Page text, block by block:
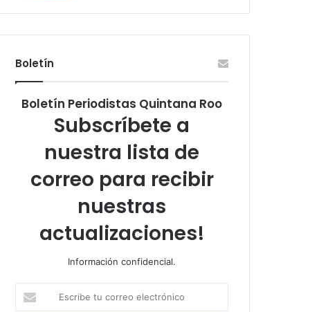
Boletín
Boletín Periodistas Quintana Roo
Subscríbete a
nuestra lista de
correo para recibir
nuestras
actualizaciones!
Información confidencial.
tu